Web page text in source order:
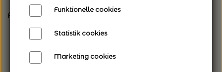
NYHEDSBREV
Forside
Funktionelle cookies
Statistik cookies
Marketing cookies